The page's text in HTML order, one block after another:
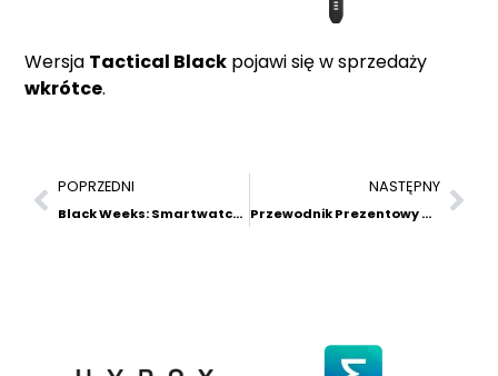
Wersja Tactical Black pojawi się w sprzedaży
wkrótce.
POPRZEDNI
Black Weeks: Smartwatche Amazfit W Wyjątkowych Cenach!
NASTĘPNY
Przewodnik Prezentowy Na Sezon Świąteczny 2025 – Wybierz Idealny Smartwatch Amazfit